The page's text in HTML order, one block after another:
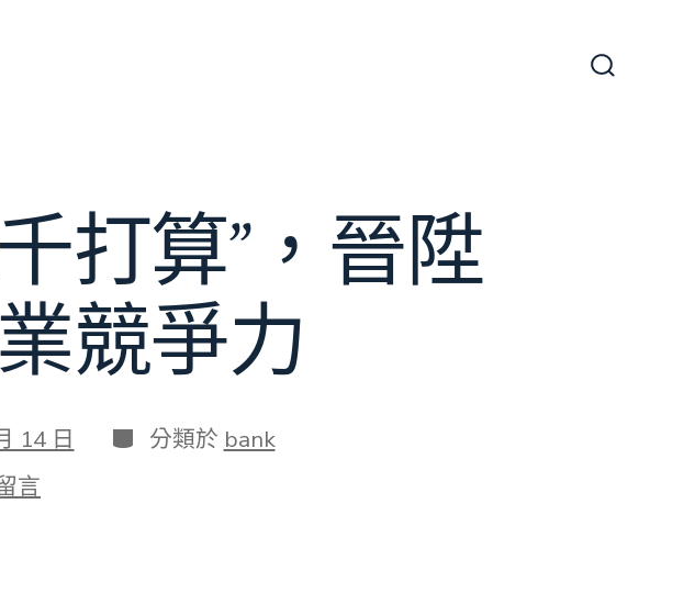
打算”，晉陞
競爭力
14 日 分
類
分類於 bank
言